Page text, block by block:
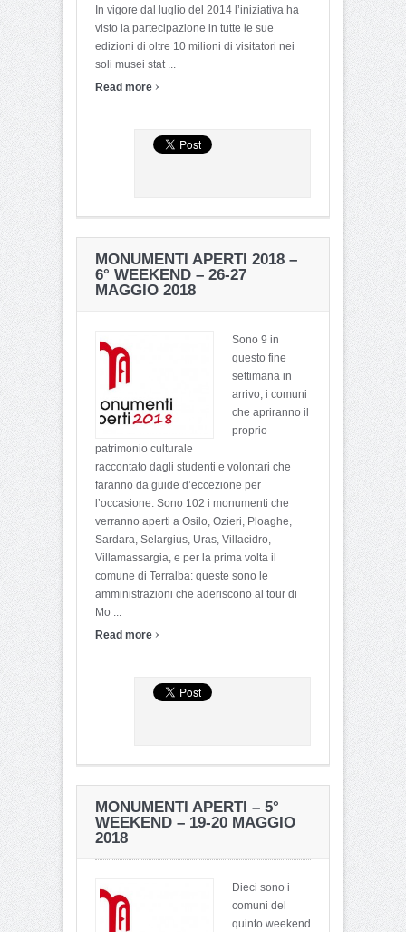
In vigore dal luglio del 2014 l’iniziativa ha
visto la partecipazione in tutte le sue
edizioni di oltre 10 milioni di visitatori nei
soli musei stat ...
Read more ›
MONUMENTI APERTI 2018 –
6° WEEKEND – 26-27
MAGGIO 2018
Sono 9 in
questo fine
settimana in
arrivo, i comuni
che apriranno il
proprio
patrimonio culturale
raccontato dagli studenti e volontari che
faranno da guide d’eccezione per
l’occasione. Sono 102 i monumenti che
verranno aperti a Osilo, Ozieri, Ploaghe,
Sardara, Selargius, Uras, Villacidro,
Villamassargia, e per la prima volta il
comune di Terralba: queste sono le
amministrazioni che aderiscono al tour di
Mo ...
Read more ›
MONUMENTI APERTI – 5°
WEEKEND – 19-20 MAGGIO
2018
Dieci sono i
comuni del
quinto weekend